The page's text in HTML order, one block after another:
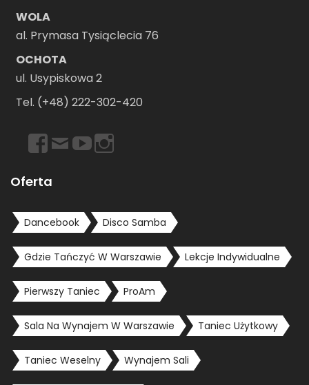
WOLA
al. Prymasa Tysiąclecia 76
OCHOTA
ul. Usypiskowa 2
Tel. (+48) 222-302-420
https://www.facebook.com/dancebookwarszawa
Emailhttps://www.youtube.com/user/dancebookpl
Oferta
Dancebook Disco Samba
Gdzie Tańczyć W Warszawie Lekcje Indywidualne
Pierwszy Taniec ProAm
Sala Na Wynajem W Warszawie Taniec Użytkowy
Taniec Weselny Wynajem Sali